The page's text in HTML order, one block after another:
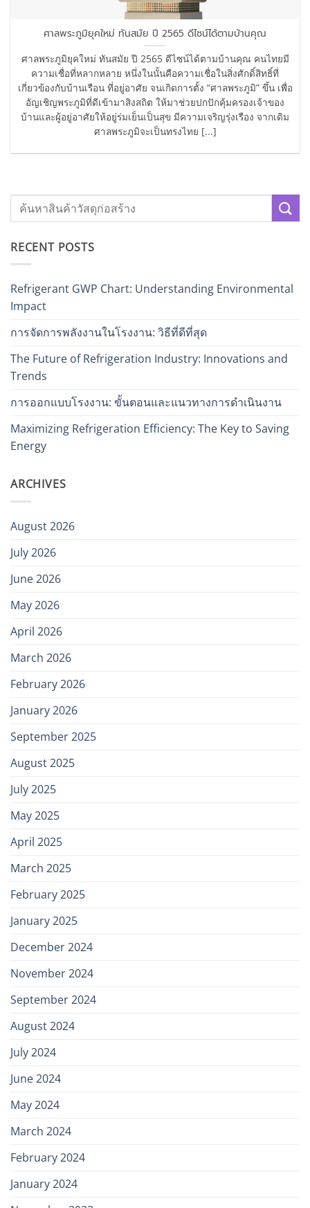
ศาลพระภูมิยุคใหม่ ทันสมัย ปี 2565 ดีไซน์ได้ตามบ้านคุณ
ศาลพระภูมิยุคใหม่ ทันสมัย ปี 2565 ดีไซน์ได้ตามบ้านคุณ คนไทยมี
ความเชื่อที่หลากหลาย หนึ่งในนั้นคือความเชื่อในสิ่งศักดิ์สิทธิ์ที่
เกี่ยวข้องกับบ้านเรือน ที่อยู่อาศัย จนเกิดการตั้ง “ศาลพระภูมิ” ขึ้น เพื่อ
อัญเชิญพระภูมิที่ดีเข้ามาสิงสถิต ให้มาช่วยปกปักคุ้มครองเจ้าของ
บ้านและผู้อยู่อาศัยให้อยู่ร่มเย็นเป็นสุข มีความเจริญรุ่งเรือง จากเดิม
ศาลพระภูมิจะเป็นทรงไทย [...]
RECENT POSTS
Refrigerant GWP Chart: Understanding Environmental
Impact
การจัดการพลังงานในโรงงาน: วิธีที่ดีที่สุด
The Future of Refrigeration Industry: Innovations and
Trends
การออกแบบโรงงาน: ขั้นตอนและแนวทางการดำเนินงาน
Maximizing Refrigeration Efficiency: The Key to Saving
Energy
ARCHIVES
August 2026
July 2026
June 2026
May 2026
April 2026
March 2026
February 2026
January 2026
September 2025
August 2025
July 2025
May 2025
April 2025
March 2025
February 2025
January 2025
December 2024
November 2024
September 2024
August 2024
July 2024
June 2024
May 2024
March 2024
February 2024
January 2024